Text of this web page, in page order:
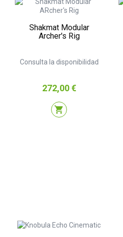
Shakmat Modular
Archer's Rig
Consulta la disponibilidad
Precio
272,00 €
shopping_cart